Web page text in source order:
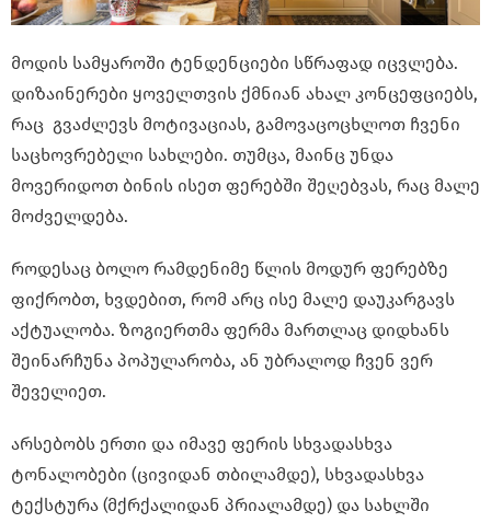
მოდის სამყაროში ტენდენციები სწრაფად იცვლება.
დიზაინერები ყოველთვის ქმნიან ახალ კონცეფციებს,
რაც გვაძლევს მოტივაციას, გამოვაცოცხლოთ ჩვენი
საცხოვრებელი სახლები. თუმცა, მაინც უნდა
მოვერიდოთ ბინის ისეთ ფერებში შეღებვას, რაც მალე
მოძველდება.
როდესაც ბოლო რამდენიმე წლის მოდურ ფერებზე
ფიქრობთ, ხვდებით, რომ არც ისე მალე დაუკარგავს
აქტუალობა. ზოგიერთმა ფერმა მართლაც დიდხანს
შეინარჩუნა პოპულარობა, ან უბრალოდ ჩვენ ვერ
შეველიეთ.
არსებობს ერთი და იმავე ფერის სხვადასხვა
ტონალობები (ცივიდან თბილამდე), სხვადასხვა
ტექსტურა (მქრქალიდან პრიალამდე) და სახლში